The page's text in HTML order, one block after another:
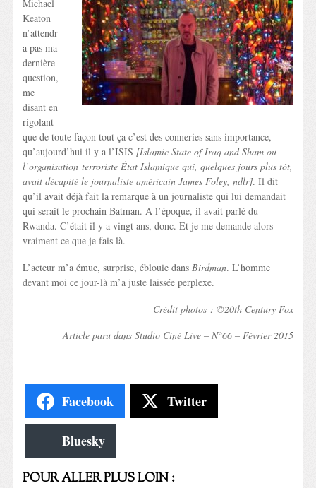
Michael
Keaton
n’attendr
a pas ma
dernière
question,
me
disant en
rigolant
que de toute façon tout ça c’est des conneries sans importance,
qu’aujourd’hui il y a l’ISIS [Islamic State of Iraq and Sham ou
l’organisation terroriste État Islamique qui, quelques jours plus tôt,
avait décapité le journaliste américain James Foley, ndlr]. Il dit
qu’il avait déjà fait la remarque à un journaliste qui lui demandait
qui serait le prochain Batman. A l’époque, il avait parlé du
Rwanda. C’était il y a vingt ans, donc. Et je me demande alors
vraiment ce que je fais là.
L’acteur m’a émue, surprise, éblouie dansBirdman. L’homme
devant moi ce jour-là m’a juste laissée perplexe.
Crédit photos : ©20th Century Fox
Article paru dans Studio Ciné Live – N°66 – Février 2015
Facebook Twitter
Bluesky
POUR ALLER PLUS LOIN :